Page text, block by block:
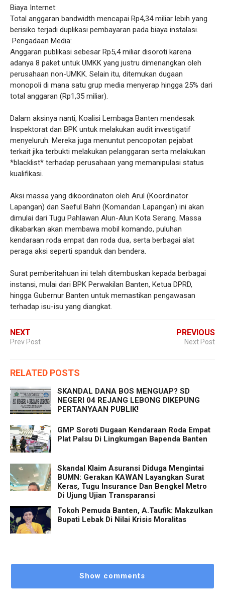
Biaya Internet:
Total anggaran bandwidth mencapai Rp4,34 miliar lebih yang
berisiko terjadi duplikasi pembayaran pada biaya instalasi.
Pengadaan Media:
Anggaran publikasi sebesar Rp5,4 miliar disoroti karena
adanya 8 paket untuk UMKK yang justru dimenangkan oleh
perusahaan non-UMKK. Selain itu, ditemukan dugaan
monopoli di mana satu grup media menyerap hingga 25% dari
total anggaran (Rp1,35 miliar).
Dalam aksinya nanti, Koalisi Lembaga Banten mendesak
Inspektorat dan BPK untuk melakukan audit investigatif
menyeluruh. Mereka juga menuntut pencopotan pejabat
terkait jika terbukti melakukan pelanggaran serta melakukan
*blacklist* terhadap perusahaan yang memanipulasi status
kualifikasi.
Aksi massa yang dikoordinatori oleh Arul (Koordinator
Lapangan) dan Saeful Bahri (Komandan Lapangan) ini akan
dimulai dari Tugu Pahlawan Alun-Alun Kota Serang. Massa
dikabarkan akan membawa mobil komando, puluhan
kendaraan roda empat dan roda dua, serta berbagai alat
peraga aksi seperti spanduk dan bendera.
Surat pemberitahuan ini telah ditembuskan kepada berbagai
instansi, mulai dari BPK Perwakilan Banten, Ketua DPRD,
hingga Gubernur Banten untuk memastikan pengawasan
terhadap isu-isu yang diangkat.
NEXT
Prev Post
PREVIOUS
Next Post
RELATED POSTS
SKANDAL DANA BOS MENGUAP? SD
NEGERI 04 REJANG LEBONG DIKEPUNG
PERTANYAAN PUBLIK!
GMP Soroti Dugaan Kendaraan Roda Empat
Plat Palsu Di Lingkumgan Bapenda Banten
Skandal Klaim Asuransi Diduga Mengintai
BUMN: Gerakan KAWAN Layangkan Surat
Keras, Tugu Insurance Dan Bengkel Metro
Di Ujung Ujian Transparansi
Tokoh Pemuda Banten, A.Taufik: Makzulkan
Bupati Lebak Di Nilai Krisis Moralitas
Show comments